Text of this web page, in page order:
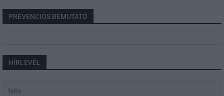
PREVENCIÓS BEMUTATÓ
HÍRLEVÉL
Név